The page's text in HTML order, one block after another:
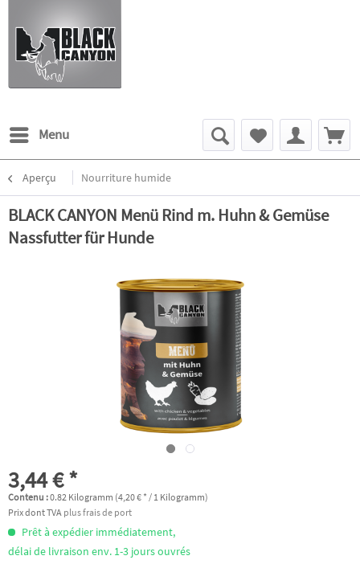
Menu
Aperçu Nourriture humide
BLACK CANYON Menü Rind m. Huhn & Gemüse
Nassfutter für Hunde
3,44 € *
Contenu :0.82 Kilogramm (4,20 € * / 1 Kilogramm)
Prix dont TVA plus frais de port
Prêt à expédier immédiatement,
délai de livraison env. 1-3 jours ouvrés